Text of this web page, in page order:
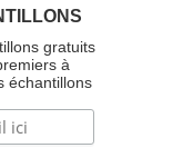
gratuits
à
échantillons